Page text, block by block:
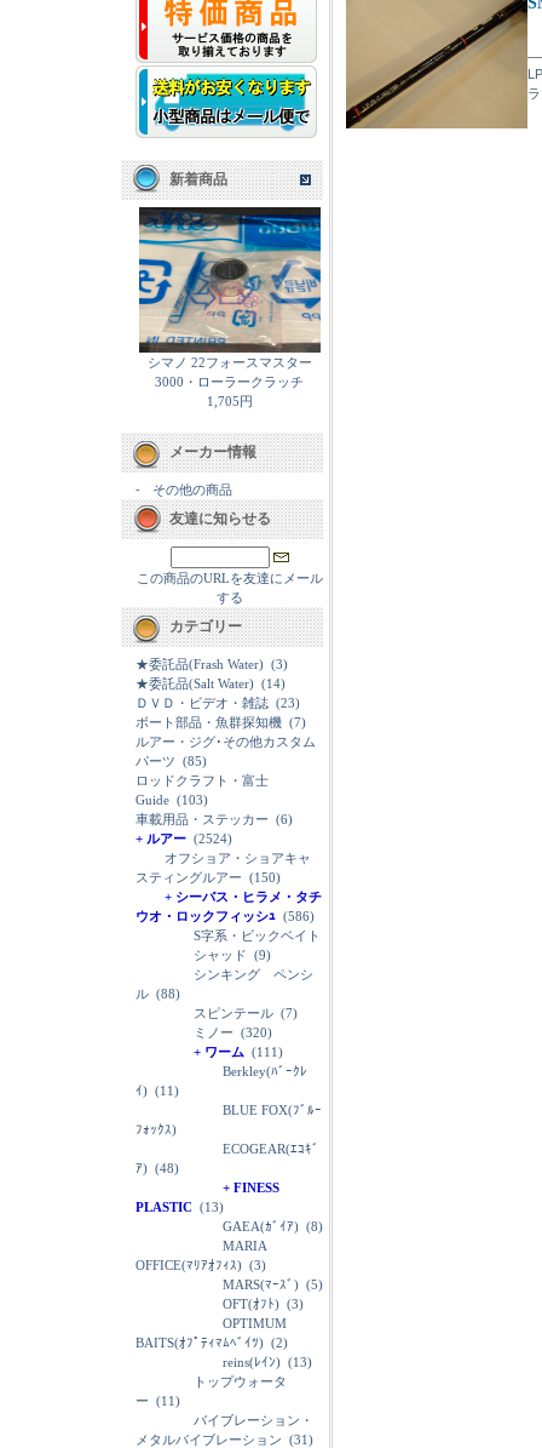
新着商品
シマノ 22フォースマスター
3000・ローラークラッチ
1,705円
メーカー情報
- その他の商品
友達に知らせる
この商品のURLを友達にメール
する
カテゴリー
★委託品(Frash Water) (3)
★委託品(Salt Water) (14)
ＤＶＤ・ビデオ・雑誌 (23)
ボート部品・魚群探知機 (7)
ルアー・ジグ･その他カスタム
パーツ (85)
ロッドクラフト・富士
Guide (103)
車載用品・ステッカー (6)
+ ルアー (2524)
オフショア・ショアキャ
スティングルアー (150)
+ シーバス・ヒラメ・タチ
ウオ・ロックフィッシｭ (586)
S字系・ビックベイト
シャッド (9)
シンキング ペンシ
ル (88)
スピンテール (7)
ミノー (320)
+ ワーム (111)
Berkley(ﾊﾞｰｸﾚ
ｲ) (11)
BLUE FOX(ﾌﾞﾙｰ
ﾌｫｯｸｽ)
ECOGEAR(ｴｺｷﾞ
ｱ) (48)
+ FINESS
PLASTIC (13)
GAEA(ｶﾞｲｱ) (8)
MARIA
OFFICE(ﾏﾘｱｵﾌｨｽ) (3)
MARS(ﾏｰｽﾞ) (5)
OFT(ｵﾌﾄ) (3)
OPTIMUM
BAITS(ｵﾌﾟﾃｨﾏﾑﾍﾞｲﾂ) (2)
reins(ﾚｲﾝ) (13)
トップウォータ
ー (11)
バイブレーション・
メタルバイブレーション (31)